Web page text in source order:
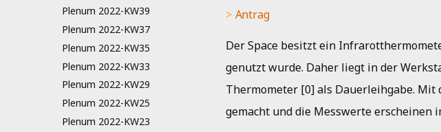
Plenum 2022-KW39
Plenum 2022-KW37
Plenum 2022-KW35
Plenum 2022-KW33
Plenum 2022-KW29
Plenum 2022-KW25
Plenum 2022-KW23
Antrag
Der Space besitzt ein
genutzt wurde. Daher liegt in der
Thermometer [0] als Dauerleihgabe. Mit
gemacht und die Messwerte erscheinen